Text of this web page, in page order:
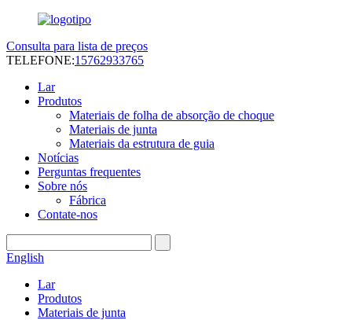
Consulta para lista de preços
TELEFONE:15762933765
Lar
Produtos
Materiais de folha de absorção de choque
Materiais de junta
Materiais da estrutura de guia
Notícias
Perguntas frequentes
Sobre nós
Fábrica
Contate-nos
English
Lar
Produtos
Materiais de junta